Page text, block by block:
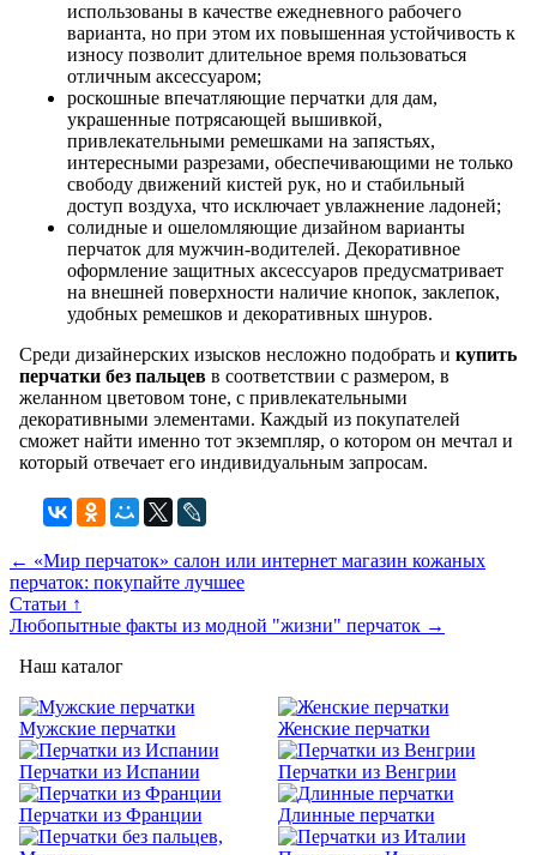
использованы в качестве ежедневного рабочего
варианта, но при этом их повышенная устойчивость к
износу позволит длительное время пользоваться
отличным аксессуаром;
роскошные впечатляющие перчатки для дам,
украшенные потрясающей вышивкой,
привлекательными ремешками на запястьях,
интересными разрезами, обеспечивающими не только
свободу движений кистей рук, но и стабильный
доступ воздуха, что исключает увлажнение ладоней;
солидные и ошеломляющие дизайном варианты
перчаток для мужчин-водителей. Декоративное
оформление защитных аксессуаров предусматривает
на внешней поверхности наличие кнопок, заклепок,
удобных ремешков и декоративных шнуров.
Среди дизайнерских изысков несложно подобрать и купить
перчатки без пальцев в соответствии с размером, в
желанном цветовом тоне, с привлекательными
декоративными элементами. Каждый из покупателей
сможет найти именно тот экземпляр, о котором он мечтал и
который отвечает его индивидуальным запросам.
← «Мир перчаток» салон или интернет магазин кожаных
перчаток: покупайте лучшее
Статьи ↑
Любопытные факты из модной "жизни" перчаток →
Наш каталог
Мужские перчатки Женские перчатки
Перчатки из Испании Перчатки из Венгрии
Перчатки из Франции Длинные перчатки